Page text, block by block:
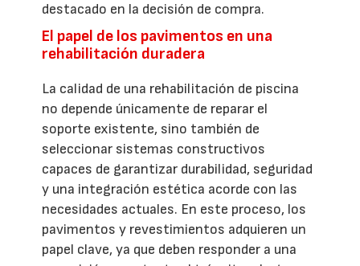
destacado en la decisión de compra.
El papel de los pavimentos en una
rehabilitación duradera
La calidad de una rehabilitación de piscina
no depende únicamente de reparar el
soporte existente, sino también de
seleccionar sistemas constructivos
capaces de garantizar durabilidad, seguridad
y una integración estética acorde con las
necesidades actuales. En este proceso, los
pavimentos y revestimientos adquieren un
papel clave, ya que deben responder a una